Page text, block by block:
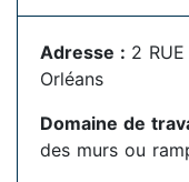
Adresse : 2
Orléans
Domaine de
des murs ou